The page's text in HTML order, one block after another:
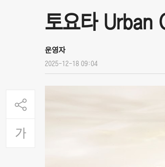
토요타 Urban
운영자
2025-12-18 09:04